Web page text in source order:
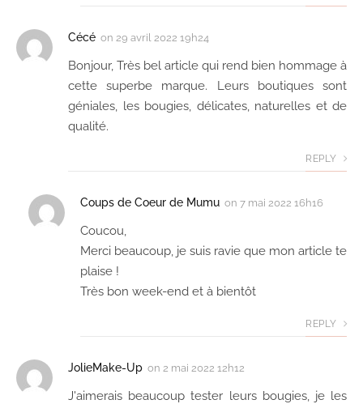
Cécé on 29 avril 2022 19h24
Bonjour, Très bel article qui rend bien hommage à
cette superbe marque. Leurs boutiques sont
géniales, les bougies, délicates, naturelles et de
qualité.
REPLY
Coups de Coeur de Mumu on 7 mai 2022 16h16
Coucou,
Merci beaucoup, je suis ravie que mon article te
plaise !
Très bon week-end et à bientôt
REPLY
JolieMake-Up on 2 mai 2022 12h12
J'aimerais beaucoup tester leurs bougies, je les